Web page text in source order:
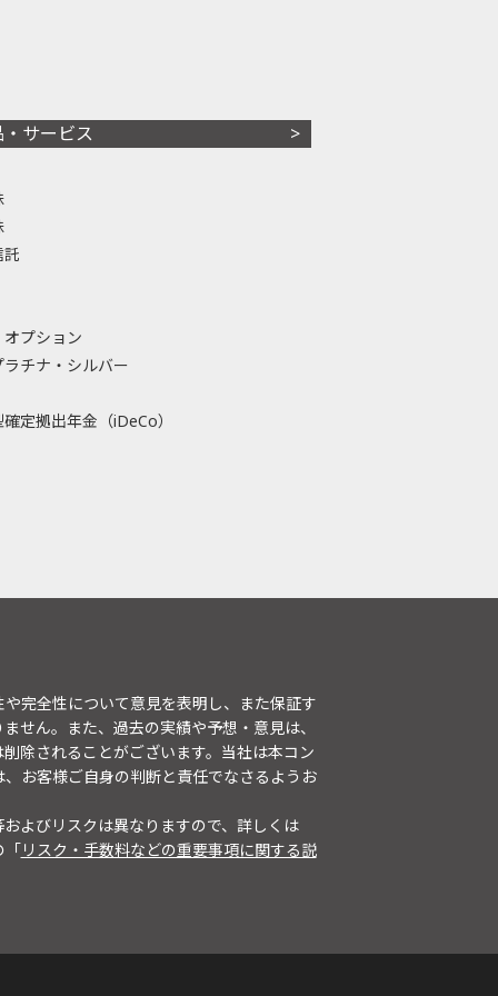
・サービス
託
プション
ラチナ・シルバー
定拠出年金（iDeCo）
完全性について意見を表明し、また保証す
せん。また、過去の実績や予想・意見は、
除されることがございます。当社は本コン
お客様ご自身の判断と責任でなさるようお
よびリスクは異なりますので、詳しくは
「リスク・手数料などの重要事項に関する説